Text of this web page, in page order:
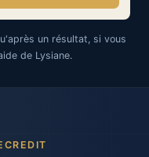
un résultat, si vous
de Lysiane.